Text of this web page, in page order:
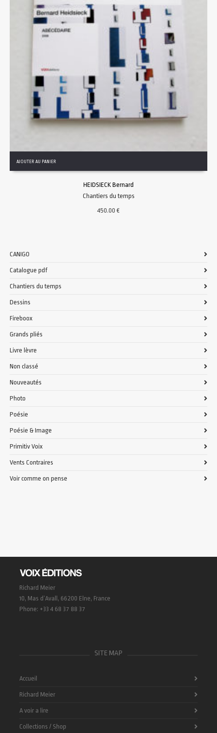
AJOUTER AU PANIER
HEIDSIECK Bernard
Chantiers du temps
450.00€
CANIGO
Catalogue pdf
Chantiers du temps
Dessins
Fireboox
Grands pliés
Livre lèvre
Non classé
Nouveautés
Photo
Poésie
Poésie & Image
Primitiv Voix
Vents Contraires
Voir comme on pense
Richard Meier
10, Mas d’Avall, 66200 Elne, France
Phone: +33 4 68 37 88 37
SITE MAP
Accueil
Richard Meier
A voir a lire
Collections / Shop